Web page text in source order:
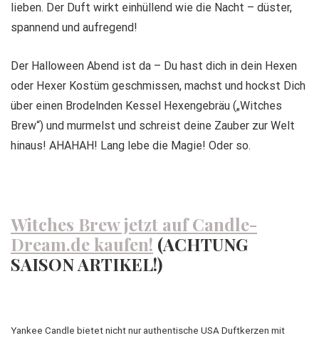
lieben. Der Duft wirkt einhüllend wie die Nacht – düster,
spannend und aufregend!
Der Halloween Abend ist da – Du hast dich in dein Hexen
oder Hexer Kostüm geschmissen, machst und hockst Dich
über einen Brodelnden Kessel Hexengebräu („Witches
Brew“) und murmelst und schreist deine Zauber zur Welt
hinaus! AHAHAH! Lang lebe die Magie! Oder so.
Witches Brew jetzt auf Candle-
Dream.de kaufen! (ACHTUNG
SAISON ARTIKEL!)
Yankee Candle bietet nicht nur authentische USA Duftkerzen mit